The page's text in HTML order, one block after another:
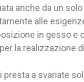
anche da un
alle
in gesso e
la realizzazione
presta a svariate